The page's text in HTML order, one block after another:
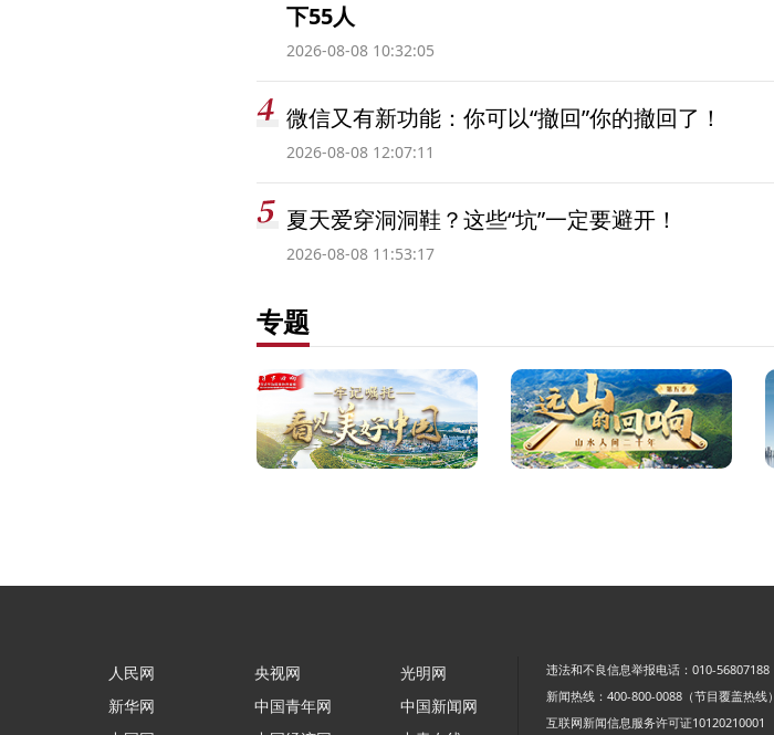
下55人
2026-08-08 10:32:05
微信又有新功能：你可以“撤回”你的撤回了！
2026-08-08 12:07:11
夏天爱穿洞洞鞋？这些“坑”一定要避开！
2026-08-08 11:53:17
专题
人民网
新华网
央视网
中国青年网
光明网
中国新闻网
违法和不良信息举报电话：010-56807188
新闻热线：400-800-0088（节目覆盖热线）
互联网新闻信息服务许可证10120210001